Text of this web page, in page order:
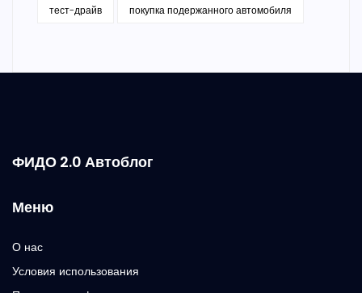
тест-драйв покупка подержанного автомобиля
ФИДО 2.0 Автоблог
Меню
О нас
Условия использования